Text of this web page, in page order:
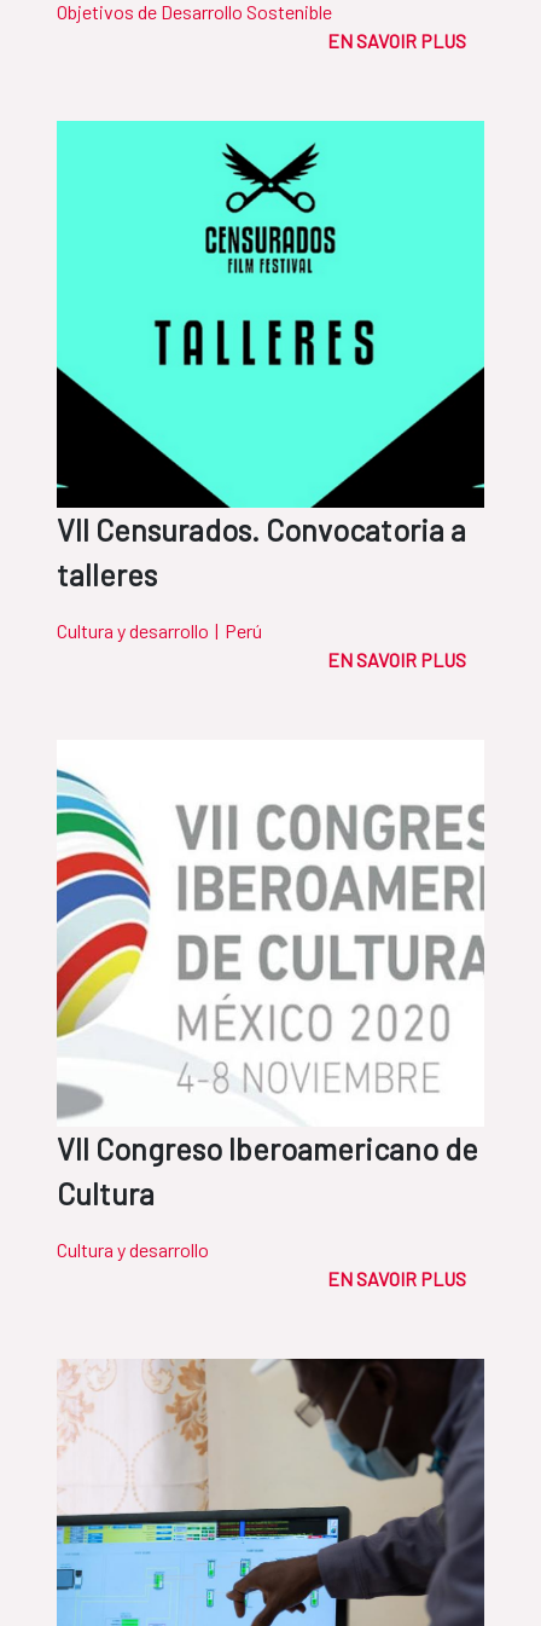
Objetivos de Desarrollo Sostenible
EN SAVOIR PLUS
VII Censurados. Convocatoria a
talleres
Cultura y desarrollo | Perú
EN SAVOIR PLUS
VII Congreso Iberoamericano de
Cultura
Cultura y desarrollo
EN SAVOIR PLUS